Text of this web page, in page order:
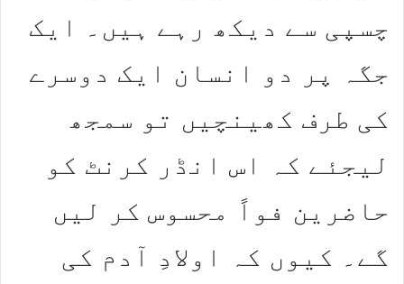
چسپی سے دیکھ رہے ہیں۔ ایک
جگہ پر دو انسان ایک دوسرے
کی طرف کھینچیں تو سمجھ
لیجئے کہ اس انڈر کرنٹ کو
حاضرین فواً محسوس کر لیں
گے۔ کیوں کہ اولادِ آدم کی